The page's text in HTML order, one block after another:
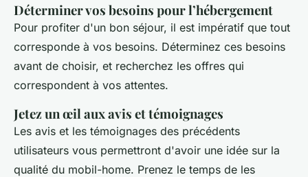
Déterminer vos besoins pour l’hébergement
Pour profiter d'un bon séjour, il est impératif que tout
corresponde à vos besoins. Déterminez ces besoins
avant de choisir, et recherchez les offres qui
correspondent à vos attentes.
Jetez un œil aux avis et témoignages
Les avis et les témoignages des précédents
utilisateurs vous permettront d'avoir une idée sur la
qualité du mobil-home. Prenez le temps de les